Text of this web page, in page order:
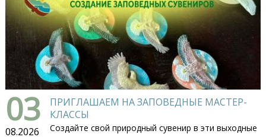
03
08.2026
ПРИГЛАШАЕМ НА ЗАПОВЕДНЫЕ МАСТЕР-
КЛАССЫ
Создайте свой природный сувенир в эти выходные